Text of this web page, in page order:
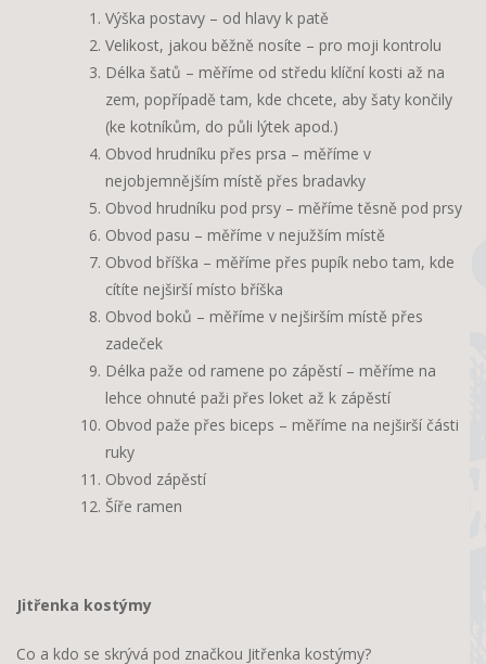
Výška postavy – od hlavy k patě
Velikost, jakou běžně nosíte – pro moji kontrolu
Délka šatů – měříme od středu klíční kosti až na
zem, popřípadě tam, kde chcete, aby šaty končily
(ke kotníkům, do půli lýtek apod.)
Obvod hrudníku přes prsa – měříme v
nejobjemnějším místě přes bradavky
Obvod hrudníku pod prsy – měříme těsně pod prsy
Obvod pasu – měříme v nejužším místě
Obvod bříška – měříme přes pupík nebo tam, kde
cítíte nejširší místo bříška
Obvod boků – měříme v nejširším místě přes
zadeček
Délka paže od ramene po zápěstí – měříme na
lehce ohnuté paži přes loket až k zápěstí
Obvod paže přes biceps – měříme na nejširší části
ruky
Obvod zápěstí
Šíře ramen
Jitřenka kostýmy
Co a kdo se skrývá pod značkou Jitřenka kostýmy?